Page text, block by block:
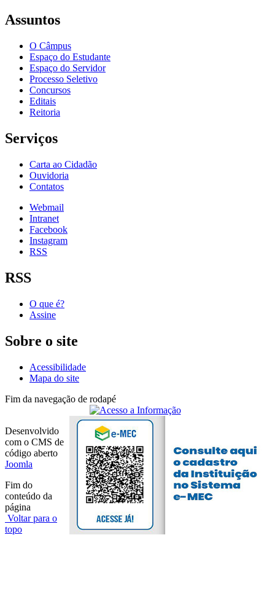
Assuntos
O Câmpus
Espaço do Estudante
Espaço do Servidor
Processo Seletivo
Concursos
Editais
Reitoria
Serviços
Carta ao Cidadão
Ouvidoria
Contatos
Webmail
Intranet
Facebook
Instagram
RSS
RSS
O que é?
Assine
Sobre o site
Acessibilidade
Mapa do site
Fim da navegação de rodapé
Desenvolvido
com o CMS de
código aberto
Joomla
Fim do
conteúdo da
página
Voltar para o
topo